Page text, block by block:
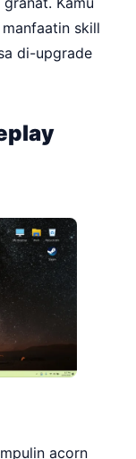
skill
di-upgrade
acorn